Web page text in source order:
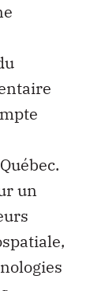
un